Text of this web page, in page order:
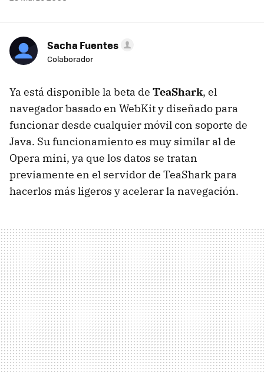
Sacha Fuentes
Colaborador
Ya está disponible la beta de TeaShark, el
navegador basado en WebKit y diseñado para
funcionar desde cualquier móvil con soporte de
Java. Su funcionamiento es muy similar al de
Opera mini, ya que los datos se tratan
previamente en el servidor de TeaShark para
hacerlos más ligeros y acelerar la navegación.